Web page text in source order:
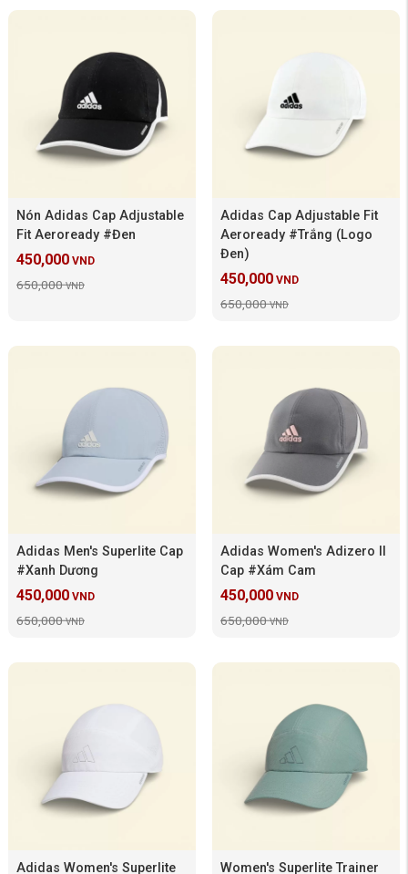
Nón Adidas Cap Adjustable
Fit Aeroready #Đen
450,000 VND
650,000 VND
Adidas Cap Adjustable Fit
Aeroready #Trắng (Logo
Đen)
450,000 VND
650,000 VND
Adidas Men's Superlite Cap
#Xanh Dương
450,000 VND
650,000 VND
Adidas Women's Adizero II
Cap #Xám Cam
450,000 VND
650,000 VND
Adidas Women's Superlite
Women's Superlite Trainer